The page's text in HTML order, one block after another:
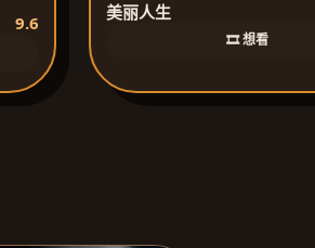
9.6 美丽人生
🎞️ 想看